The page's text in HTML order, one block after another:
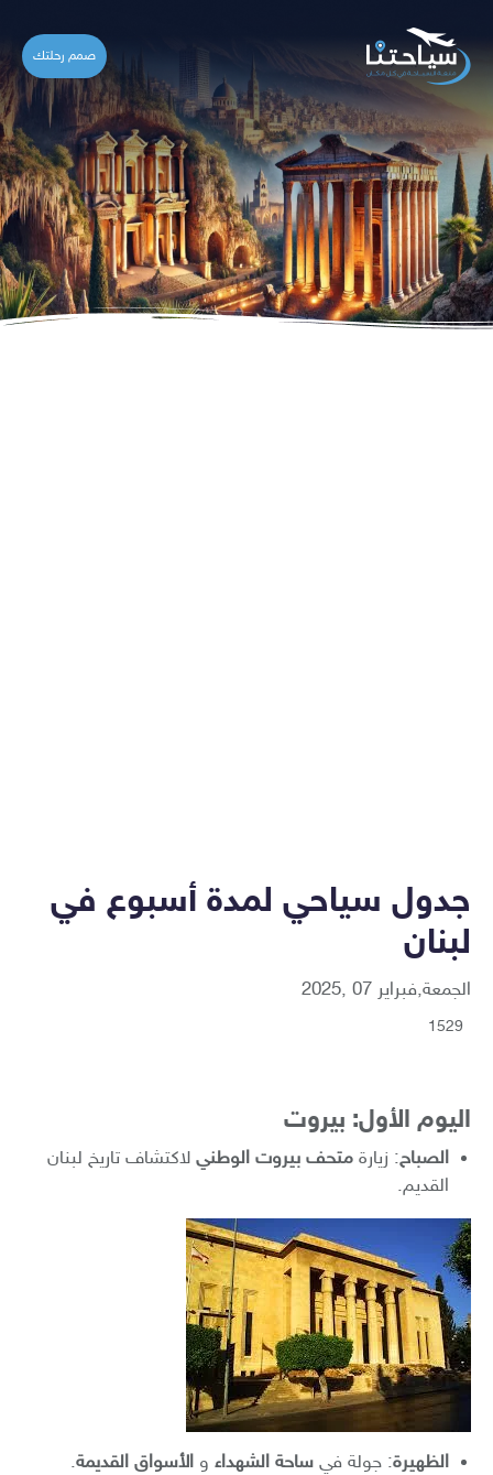
صمم رحلتك
جدول سياحي لمدة أسبوع في
لبنان
الجمعة,فبراير 07 ,2025
1529
اليوم الأول: بيروت
الصباح: زيارة متحف بيروت الوطني لاكتشاف تاريخ لبنان
القديم.
الظهيرة: جولة في ساحة الشهداء و الأسواق القديمة.